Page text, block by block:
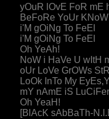
yOuR lOvE FoR mE
BeFoRe YoUr
i'M gOiNg To FeEl
i'M gOiNg To FeEl
Oh YeAh!
NoW i HaVe U wItH
oUr LoVe GrOWs
LoOk InTo My
mY nAmE iS
Oh YeaH!
[BlAcK sAbBaTh-